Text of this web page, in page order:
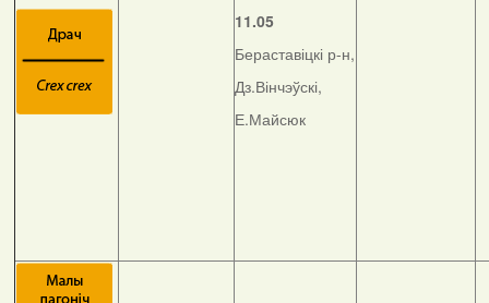
11.05
Бераставіцкі р-н,
Дз.Вінчэўскі,
Е.Майсюк